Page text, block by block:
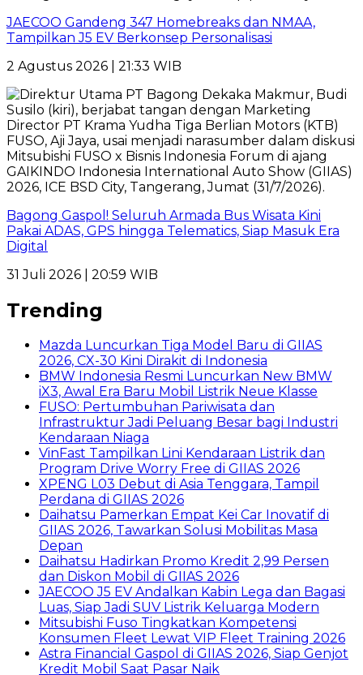
JAECOO Gandeng 347 Homebreaks dan NMAA,
Tampilkan J5 EV Berkonsep Personalisasi
2 Agustus 2026 | 21:33 WIB
Bagong Gaspol! Seluruh Armada Bus Wisata Kini
Pakai ADAS, GPS hingga Telematics, Siap Masuk Era
Digital
31 Juli 2026 | 20:59 WIB
Trending
Mazda Luncurkan Tiga Model Baru di GIIAS
2026, CX-30 Kini Dirakit di Indonesia
BMW Indonesia Resmi Luncurkan New BMW
iX3, Awal Era Baru Mobil Listrik Neue Klasse
FUSO: Pertumbuhan Pariwisata dan
Infrastruktur Jadi Peluang Besar bagi Industri
Kendaraan Niaga
VinFast Tampilkan Lini Kendaraan Listrik dan
Program Drive Worry Free di GIIAS 2026
XPENG L03 Debut di Asia Tenggara, Tampil
Perdana di GIIAS 2026
Daihatsu Pamerkan Empat Kei Car Inovatif di
GIIAS 2026, Tawarkan Solusi Mobilitas Masa
Depan
Daihatsu Hadirkan Promo Kredit 2,99 Persen
dan Diskon Mobil di GIIAS 2026
JAECOO J5 EV Andalkan Kabin Lega dan Bagasi
Luas, Siap Jadi SUV Listrik Keluarga Modern
Mitsubishi Fuso Tingkatkan Kompetensi
Konsumen Fleet Lewat VIP Fleet Training 2026
Astra Financial Gaspol di GIIAS 2026, Siap Genjot
Kredit Mobil Saat Pasar Naik